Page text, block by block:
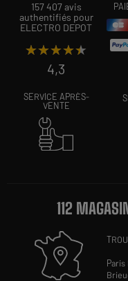
157 407 avis
authentifiés pour
ELECTRO DEPOT
★★★★★
★★★★★
4,3
SERVICE APRÈS-
VENTE
112